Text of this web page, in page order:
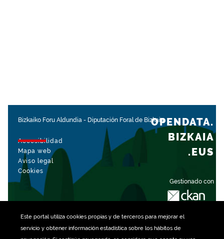
Este portal utiliza cookiespropias y de terceros para mejorar el
servicio y obtener información estadística sobre los hábitos de
Bizkaiko Foru Aldundia - Diputación Foral de Bizkaia
Accesibilidad
Mapa web
Aviso legal
Cookies
Gestionado con
OPENDATA.
BIZKAIA
.EUS